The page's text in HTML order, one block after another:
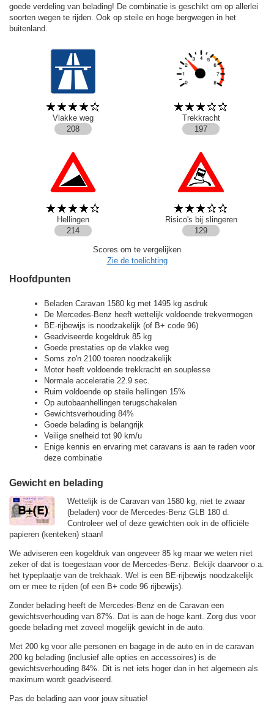
goede verdeling van belading! De combinatie is geschikt om op allerlei
soorten wegen te rijden. Ook op steile en hoge bergwegen in het
buitenland.
Vlakke weg
Trekkracht
208
197
Hellingen
Risico's bij slingeren
214
129
Scores om te vergelijken
Zie de toelichting
Hoofdpunten
Beladen Caravan 1580 kg met 1495 kg asdruk
De Mercedes-Benz heeft wettelijk voldoende trekvermogen
BE-rijbewijs is noodzakelijk (of B+ code 96)
Geadviseerde kogeldruk 85 kg
Goede prestaties op de vlakke weg
Soms zo'n 2100 toeren noodzakelijk
Motor heeft voldoende trekkracht en souplesse
Normale acceleratie 22.9 sec.
Ruim voldoende op steile hellingen 15%
Op autobaanhellingen terugschakelen
Gewichtsverhouding 84%
Goede belading is belangrijk
Veilige snelheid tot 90 km/u
Enige kennis en ervaring met caravans is aan te raden voor
deze combinatie
Gewicht en belading
Wettelijk is de Caravan van 1580 kg, niet te zwaar
(beladen) voor de Mercedes-Benz GLB 180 d.
Controleer wel of deze gewichten ook in de officiële
papieren (kenteken) staan!
We adviseren een kogeldruk van ongeveer 85 kg maar we weten niet
zeker of dat is toegestaan voor de Mercedes-Benz. Bekijk daarvoor o.a.
het typeplaatje van de trekhaak. Wel is een BE-rijbewijs noodzakelijk
om er mee te rijden (of een B+ code 96 rijbewijs).
Zonder belading heeft de Mercedes-Benz en de Caravan een
gewichtsverhouding van 87%. Dat is aan de hoge kant. Zorg dus voor
goede belading met zoveel mogelijk gewicht in de auto.
Met 200 kg voor alle personen en bagage in de auto en in de caravan
200 kg belading (inclusief alle opties en accessoires) is de
gewichtsverhouding 84%. Dit is net iets hoger dan in het algemeen als
maximum wordt geadviseerd.
Pas de belading aan voor jouw situatie!